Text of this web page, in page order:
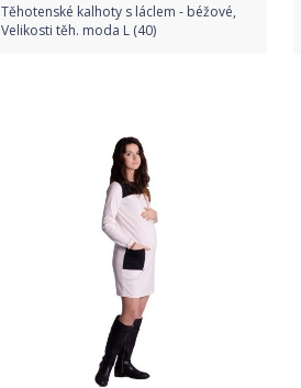
Těhotenské kalhoty s láclem - béžové,
Velikosti těh. moda L (40)
Detail produktu